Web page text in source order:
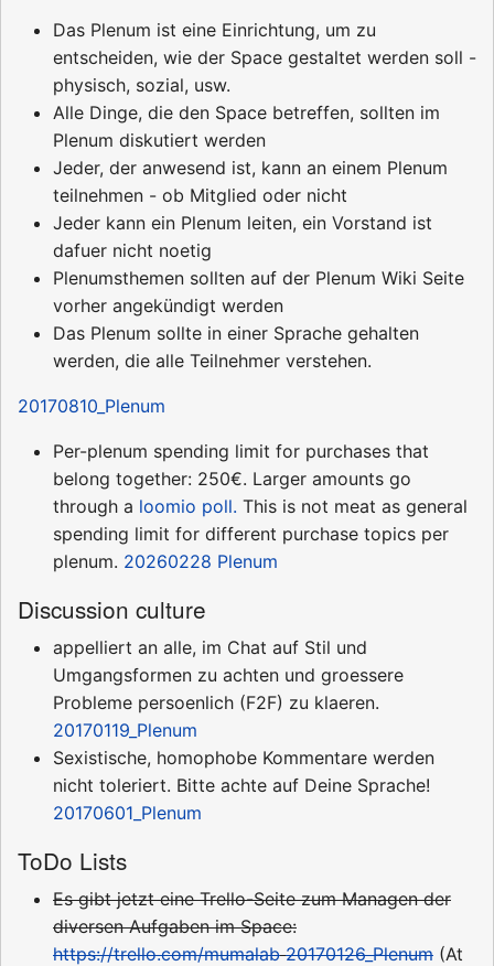
Das Plenum ist eine Einrichtung, um zu
entscheiden, wie der Space gestaltet werden soll -
physisch, sozial, usw.
Alle Dinge, die den Space betreffen, sollten im
Plenum diskutiert werden
Jeder, der anwesend ist, kann an einem Plenum
teilnehmen - ob Mitglied oder nicht
Jeder kann ein Plenum leiten, ein Vorstand ist
dafuer nicht noetig
Plenumsthemen sollten auf der Plenum Wiki Seite
vorher angekündigt werden
Das Plenum sollte in einer Sprache gehalten
werden, die alle Teilnehmer verstehen.
20170810_Plenum
Per-plenum spending limit for purchases that
belong together: 250€. Larger amounts go
through a loomio poll. This is not meat as general
spending limit for different purchase topics per
plenum. 20260228 Plenum
Discussion culture
appelliert an alle, im Chat auf Stil und
Umgangsformen zu achten und groessere
Probleme persoenlich (F2F) zu klaeren.
20170119_Plenum
Sexistische, homophobe Kommentare werden
nicht toleriert. Bitte achte auf Deine Sprache!
20170601_Plenum
ToDo Lists
Es gibt jetzt eine Trello-Seite zum Managen der
diversen Aufgaben im Space:
https://trello.com/mumalab 20170126_Plenum (At